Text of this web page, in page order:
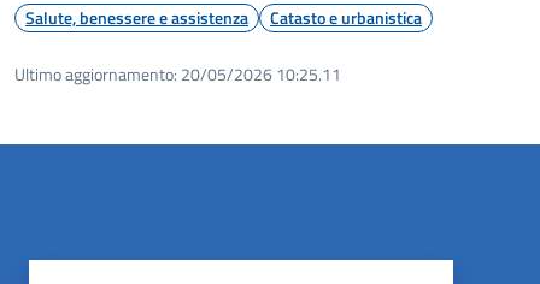
Salute, benessere e assistenza Catasto e urbanistica
Ultimo aggiornamento: 20/05/2026 10:25.11